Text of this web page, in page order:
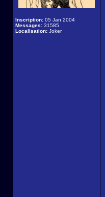
Inscription: 05 Jan 2004
Messages: 31585
Localisation: Joker